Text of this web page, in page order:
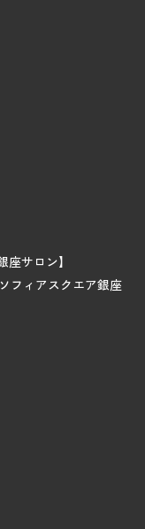
座サロン】
フィアスクエア銀座